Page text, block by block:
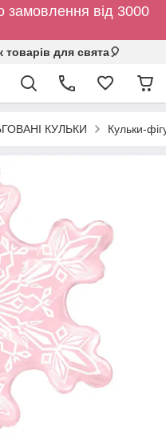
замовлення від 3000
для свята🎈
КУЛЬКИ Кульки-